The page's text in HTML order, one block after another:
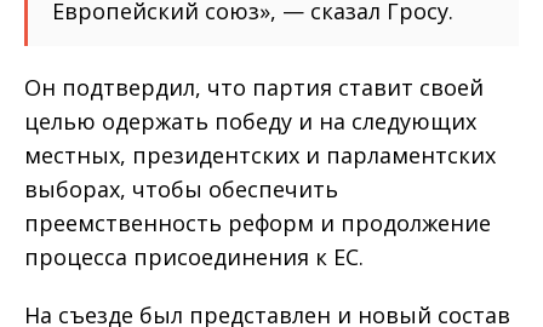
Европейский союз», — сказал Гросу.
Он подтвердил, что партия ставит своей
целью одержать победу и на следующих
местных, президентских и парламентских
выборах, чтобы обеспечить
преемственность реформ и продолжение
процесса присоединения к ЕС.
На съезде был представлен и новый состав